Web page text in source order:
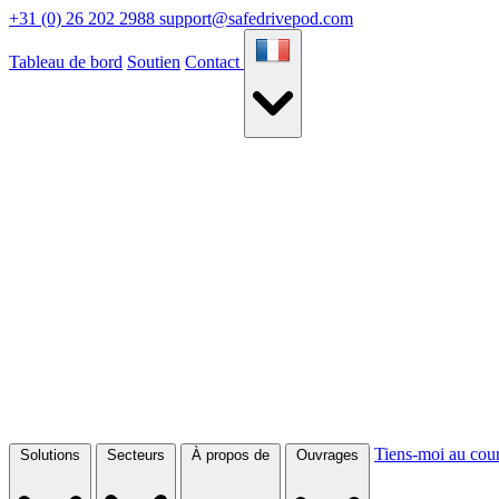
+31 (0) 26 202 2988 support@safedrivepod.com
Tableau de bord Soutien Contact
Solutions Secteurs À propos de Ouvrages Tiens-moi au